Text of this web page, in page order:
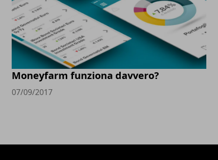
Moneyfarm funziona davvero?
07/09/2017